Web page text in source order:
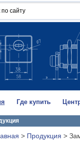
Где купить
> Продукция >